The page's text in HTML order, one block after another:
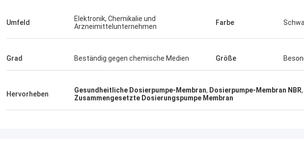
Jahr 2020 haben ihre Schiffs- und
Industrie-Schockdämpfer fehlerfreie
Umfeld
Elektronik, Chemikalie und
Arzneimittelunternehmen
Farbe
Grad Beständig gegen chemische Medien Größe
Hervorheben Gesundheitliche Dosierpumpe-Membran, Dosierpumpe-Membran NBR,
Zusammengesetzte Dosierungspumpe Membran